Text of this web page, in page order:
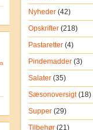
Nyheder (42)
Opskrifter (218)
Pastaretter (4)
Pindemadder (3)
Salater (35)
Sæsonoversigt(18)
Supper (29)
Tilbehør (21)